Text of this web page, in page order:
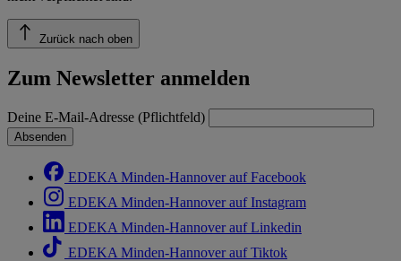
Zurück nach oben
Zum Newsletter anmelden
Deine E-Mail-Adresse (Pflichtfeld)
Absenden
EDEKA Minden-Hannover auf Facebook
EDEKA Minden-Hannover auf Instagram
EDEKA Minden-Hannover auf Linkedin
EDEKA Minden-Hannover auf Tiktok